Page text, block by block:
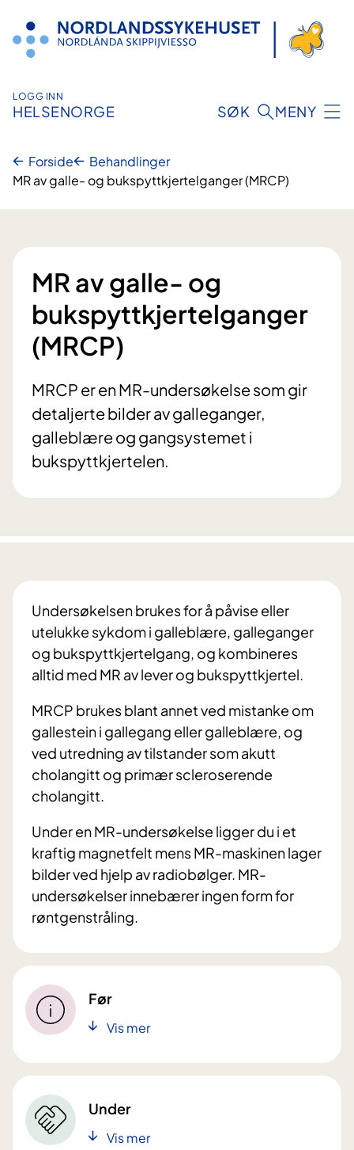
innhold
LOGG INN
HELSENORGE SØK MENY
Forside
Behandlinger
MR av galle- og bukspyttkjertelganger (MRCP)
MR av galle- og
bukspyttkjertelganger
(MRCP)
MRCP er en MR-undersøkelse som gir
detaljerte bilder av galleganger,
galleblære og gangsystemet i
bukspyttkjertelen.
Undersøkelsen brukes for å påvise eller
utelukke sykdom i galleblære, galleganger
og bukspyttkjertelgang, og kombineres
alltid med MR av lever og bukspyttkjertel.
MRCP brukes blant annet ved mistanke om
gallestein i gallegang eller galleblære, og
ved utredning av tilstander som akutt
cholangitt og primær scleroserende
cholangitt.
Under en MR-undersøkelse ligger du i et
kraftig magnetfelt mens MR-maskinen lager
bilder ved hjelp av radiobølger. MR-
undersøkelser innebærer ingen form for
røntgenstråling.
Før
Vis mer
Under
Vis mer